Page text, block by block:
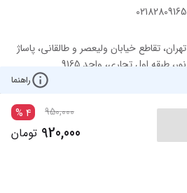
راهنما
950,000
4
%
920,000 تومان
02182809165
تهران، تقاطع خیابان ولیعصر و طالقانی، پاساژ
نور، طبقه اول تجاری، واحد 9165